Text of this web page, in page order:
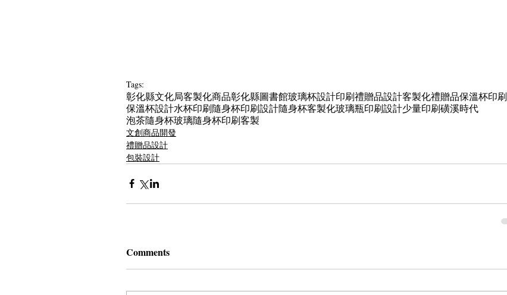
Tags:
彰化縣文化局客製化商品彰化縣圖書館玻璃杯設計印刷禮贈品設計客製化禮贈品保溫杯印刷
保溫杯設計水杯印刷隨身杯印刷設計隨身杯客製化玻璃瓶印刷設計少量印刷磺溪時代
泡茶隨身杯玻璃隨身杯印刷客製
文創商品開發
禮贈品設計
包裝設計
Comments